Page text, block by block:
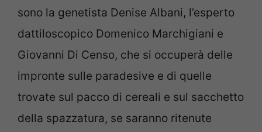
sono la genetista Denise Albani, l’esperto
dattiloscopico Domenico Marchigiani e
Giovanni Di Censo, che si occuperà delle
impronte sulle paradesive e di quelle
trovate sul pacco di cereali e sul sacchetto
della spazzatura, se saranno ritenute